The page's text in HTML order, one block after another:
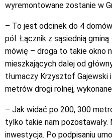
wyremontowane zostanie w
– To jest odcinek do 4
pól. Łącznik z sąsiednią
mówię – droga to takie okno
mieszkających dalej od
tłumaczy Krzysztof Gajewski
metrów drogi rolnej,
– Jak widać po 200, 300
tylko takie nam
inwestycja. Po podpisaniu